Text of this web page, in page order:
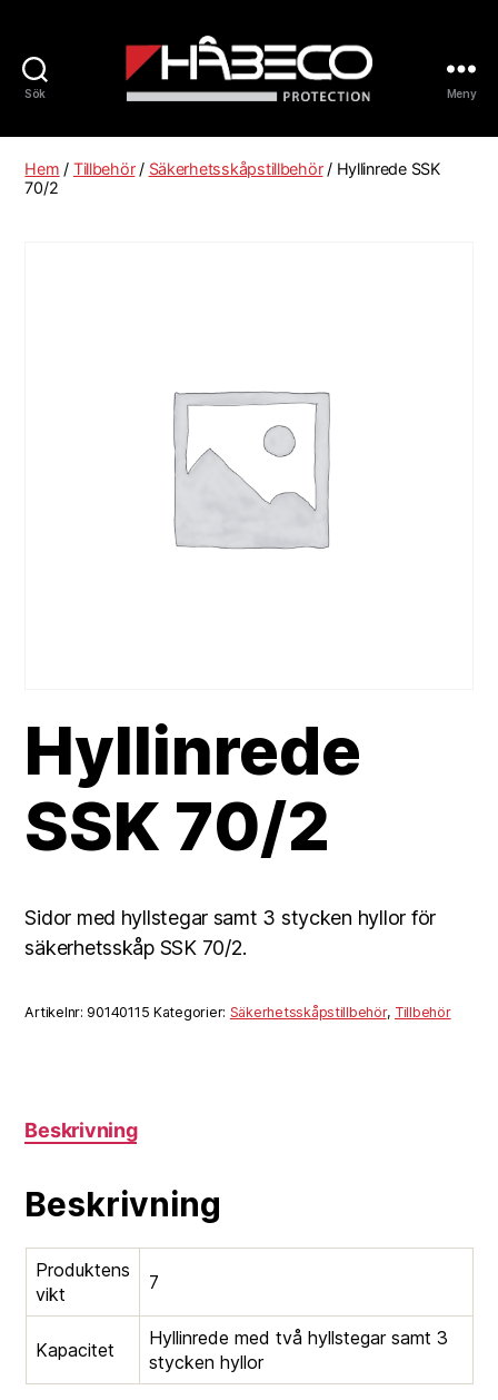
Sök
Sverige
Meny
Hem / Tillbehör/ Säkerhetsskåpstillbehör/ Hyllinrede SSK
70/2
Hyllinrede
SSK 70/2
Sidor med hyllstegar samt 3 stycken hyllor för
säkerhetsskåp SSK 70/2.
Artikelnr: 90140115 Kategorier: Säkerhetsskåpstillbehör, Tillbehör
Beskrivning
Beskrivning
Produktens
vikt
7
Kapacitet
Hyllinrede med två hyllstegar samt 3
stycken hyllor